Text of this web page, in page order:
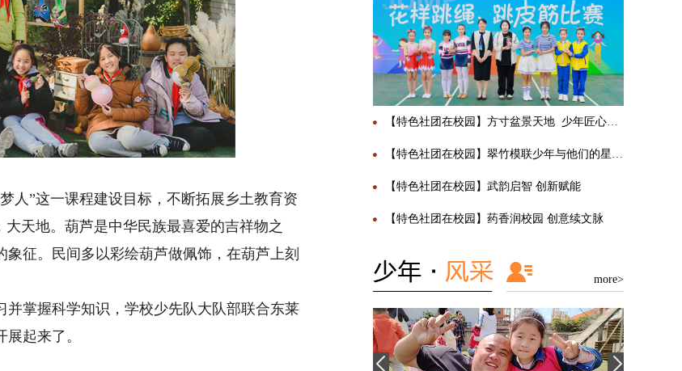
”这一课程建设目标，不断拓展乡土教育资
天地。葫芦是中华民族最喜爱的吉祥物之
征。民间多以彩绘葫芦做佩饰，在葫芦上刻
掌握科学知识，学校少先队大队部联合东莱
起来了。
【特色社团在校园】方寸盆景天地 少年匠心传承
【特色社团在校园】翠竹模联少年与他们的星辰大海
【特色社团在校园】武韵启智 创新赋能
【特色社团在校园】药香润校园 创意续文脉
more>